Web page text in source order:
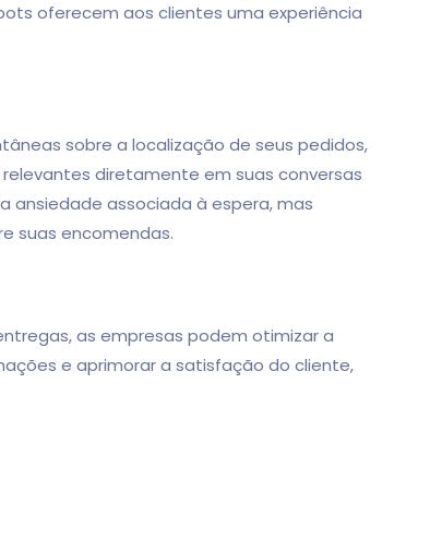
oferecem aos clientes uma experiência
sobre a localização de seus pedidos,
diretamente em suas conversas
ansiedade associada à espera, mas
suas encomendas.
as empresas podem otimizar a
e aprimorar a satisfação do cliente,